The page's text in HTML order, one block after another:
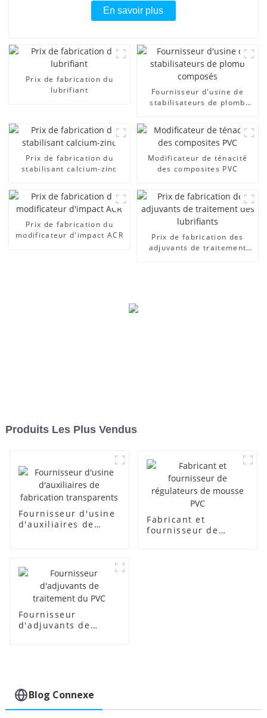
En savoir plus
Prix ​​de fabrication du
lubrifiant
Fournisseur d'usine de
stabilisateurs de plomb
Prix ​​de fabrication du
stabilisant calcium-zinc
Modificateur de ténacité
des composites PVC
Prix ​​de fabrication du
modificateur d'impact ACR
Prix ​​de fabrication des
adjuvants de traitement
Produits Les Plus Vendus
Fournisseur d'usine
d'auxiliaires de
Fabricant et
fournisseur de
Fournisseur
d'adjuvants de
Blog Connexe